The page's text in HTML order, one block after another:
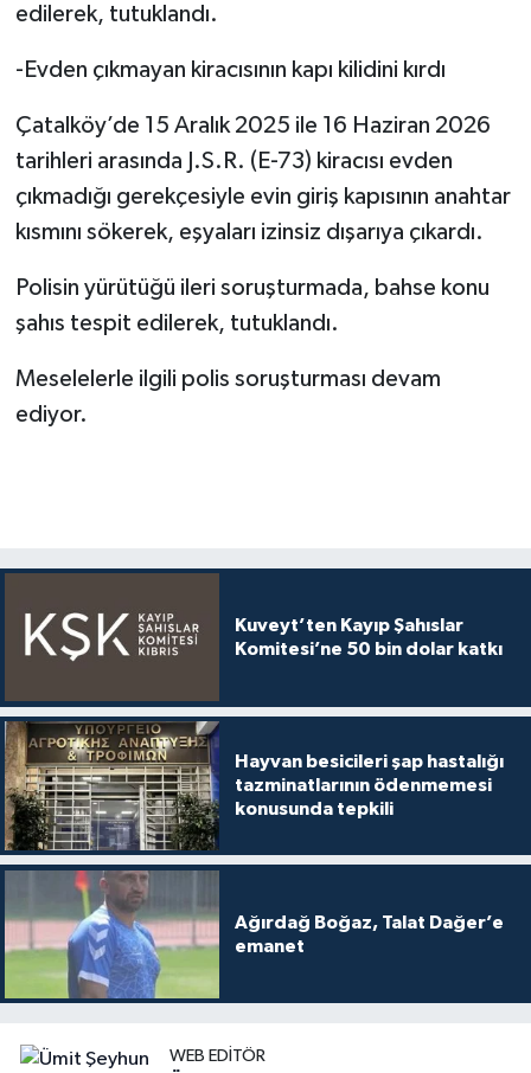
edilerek, tutuklandı.
-Evden çıkmayan kiracısının kapı kilidini kırdı
Çatalköy’de 15 Aralık 2025 ile 16 Haziran 2026
tarihleri arasında J.S.R. (E-73) kiracısı evden
çıkmadığı gerekçesiyle evin giriş kapısının anahtar
kısmını sökerek, eşyaları izinsiz dışarıya çıkardı.
Polisin yürütüğü ileri soruşturmada, bahse konu
şahıs tespit edilerek, tutuklandı.
Meselelerle ilgili polis soruşturması devam
ediyor.
Kuveyt’ten Kayıp Şahıslar
Komitesi’ne 50 bin dolar katkı
Hayvan besicileri şap hastalığı
tazminatlarının ödenmemesi
konusunda tepkili
Ağırdağ Boğaz, Talat Dağer’e
emanet
WEB EDITÖR